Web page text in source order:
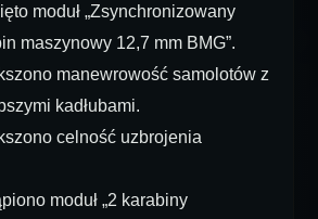
moduł „Zsynchronizowany
maszynowy 12,7 mm BMG”.
manewrowość samolotów z
kadłubami.
celność uzbrojenia
moduł „2 karabiny